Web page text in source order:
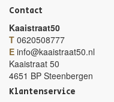
Contact
Kaaistraat50
T 0620508777
E info@kaaistraat50.nl
Kaaistraat 50
4651 BP Steenbergen
Klantenservice